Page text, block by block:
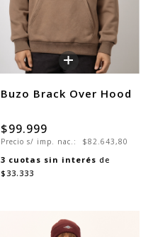
+
Buzo Brack Over Hood
$99.999
Precio s/ imp. nac.: $82.643,80
3 cuotas sin interés de
$33.333